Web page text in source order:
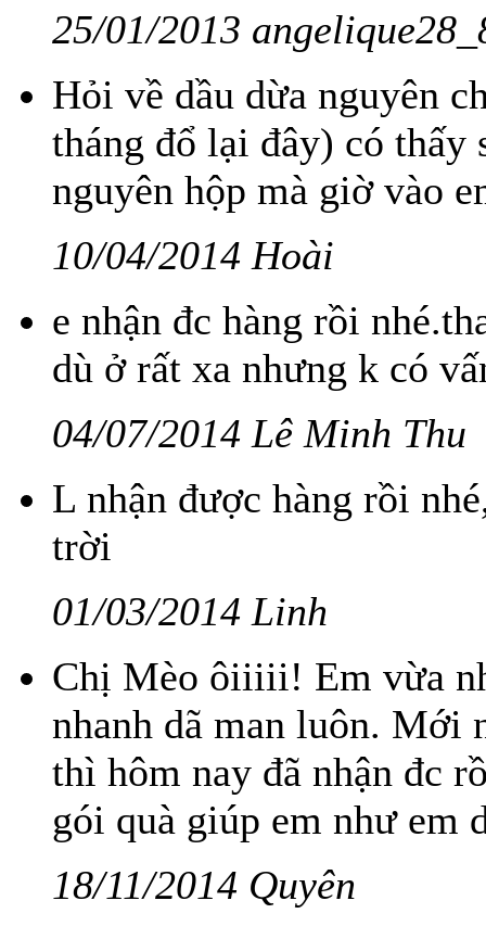
25/01/2013
Hỏi về dầu dừa nguyên
tháng đổ lại đây) có
nguyên hộp mà giờ vào
10/04/2014 Hoài
e nhận đc hàng rồi
dù ở rất xa nhưng k có
04/07/2014 Lê Minh Thu
L nhận được hàng rồi
trời
01/03/2014 Linh
Chị Mèo ôiiiii! Em vừa
nhanh dã man luôn. Mới
thì hôm nay đã nhận đc
gói quà giúp em như em
18/11/2014 Quyên